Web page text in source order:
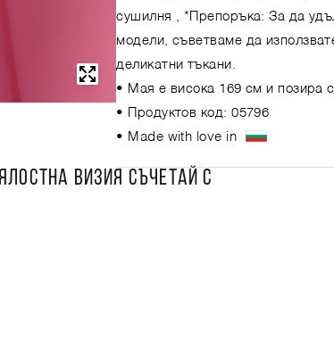
сушилня , *Препоръка: За да
модели, съветваме да
деликатни тъкани.
• Мая е висока 169 см и позира
• Продуктов код: 05796
• Made with love in
ВИЗИЯ СЪЧЕТАЙ С